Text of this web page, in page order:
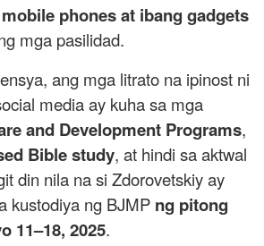
mobile phones at ibang gadgets
mga pasilidad.
ang mga litrato na ipinost ni
media ay kuha sa mga
and Development Programs,
Bible study, at hindi sa aktwal
din nila na si Zdorovetskiy ay
kustodiya ng BJMP ng pitong
11–18, 2025.